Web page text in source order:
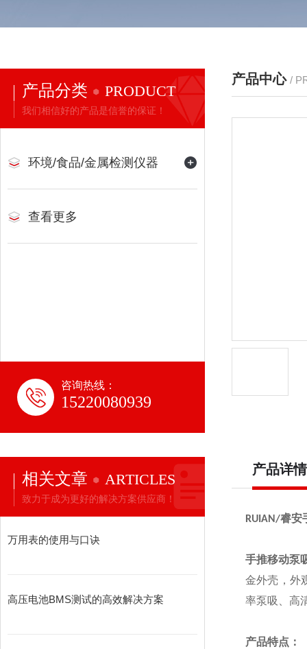
产品分类 PRODUCT
我们相信好的产品是信誉的保证！
环境/食品/金属检测仪器
查看更多
咨询热线：
15220080939
相关文章 ARTICLES
致力于成为更好的解决方案供应商！
万用表的使用与口诀
高压电池BMS测试的高效解决方案
产品中心 /
产品详情
RUIAN/睿安
手推移动泵
金外壳，外
率泵吸、高
产品特点：